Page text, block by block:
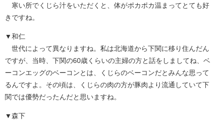
寒い所でくじら汁をいただくと、体がポカポカ温まってとても好
きですね。
▼和仁
世代によって異なりますね。私は北海道から下関に移り住んだん
ですが、当時、下関の60歳くらいの主婦の方と話をしましてね、ベ
ーコンエッグのベーコンとは、くじらのベーコンだとみんな思って
るんですよ。その頃は、くじらの肉の方が豚肉より流通していて下
関では優勢だったんだと思いますね。
▼森下